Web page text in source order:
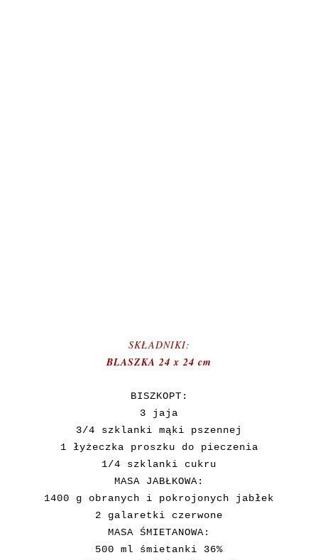
SKŁADNIKI:
BLASZKA 24 x 24 cm
BISZKOPT:
3 jaja
3/4 szklanki mąki pszennej
1 łyżeczka proszku do pieczenia
1/4 szklanki cukru
MASA JABŁKOWA:
1400 g obranych i pokrojonych jabłek
2 galaretki czerwone
MASA ŚMIETANOWA:
500 ml śmietanki 36%